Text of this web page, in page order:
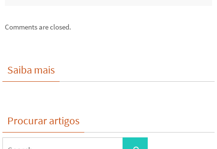
Comments are closed.
Saiba mais
Procurar artigos